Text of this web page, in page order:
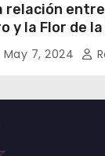
relación
y la Flor de
May 7, 2024